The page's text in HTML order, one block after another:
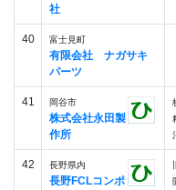
社
40 富士見町
有限会社 ナガサキ
パーツ
41 岡谷市
株式会社永田製
作所
42 長野県内
長野FCLコンポ